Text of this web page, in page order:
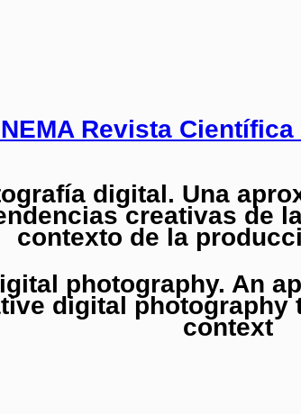
digital. Una
creativas de
contexto de la
photography. An
digital
context